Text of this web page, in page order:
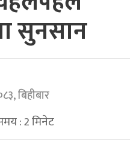
सुनसान
बिहीबार
:2मिनेट